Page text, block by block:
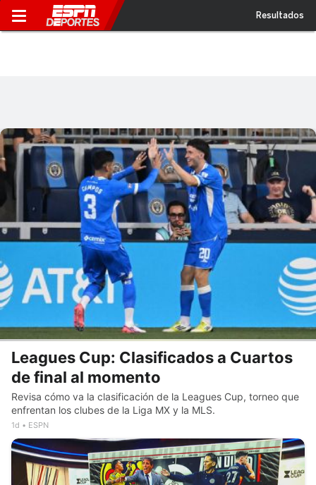
Resultados
Leagues Cup: Clasificados a Cuartos
de final al momento
Revisa cómo va la clasificación de la Leagues Cup, torneo que
enfrentan los clubes de la Liga MX y la MLS.
1d ESPN